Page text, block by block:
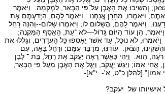
וְהֵשִׁיבוּ אֶת הָאֶבֶן עַל־פִּי הַבְּאֵר, לִמְקֹמָהּ. וַיֹּאמֶר
וַיֹּאמְרוּ, מֵחָרָן אֲנָחְנוּ. וַיֹּאמֶר לָהֶם, הַיְדַעְתֶּם אֶת
וַיֹּאמֶר לָהֶם, הֲשָׁלוֹם לוֹ; וַיֹּאמְרוּ שָׁלוֹם--וְהִנֵּה רָחֵל
הֵן עוֹד הַיּוֹם גָּדוֹל—לֹא ־עֵת, הֵאָסֵף הַמִּקְנֶה;
וַיֹּאמְרוּ, לֹא נוּכַל, עַד אֲשֶׁר יֵאָסְפוּ כָּל הָעֲדָרִים, וְגָלְלוּ אֶת
הַצֹּאן. עוֹדֶנּוּ, מְדַבֵּר עִמָּם; וְרָחֵל בָּאָה, עִם
הִוא. וַיְהִי כַּאֲשֶׁר רָאָה יַעֲקֹב אֶת רָחֵל, בַּת ־ לָבָן
אֲחִי אִמּוֹ; וַיִּגַּשׁ יַעֲקֹב, וַיָּגֶל אֶת הָאֶבֶן מֵעַל פִּי הַבְּאֵר,
אִמּוֹ|".[להלן כ"ט, א'- י"א]-
של יעקב?